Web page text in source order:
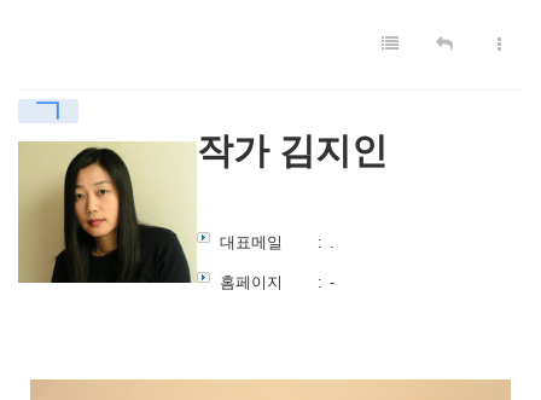
ㄱ
작가 김지인
대표메일 : .
홈페이지 : -